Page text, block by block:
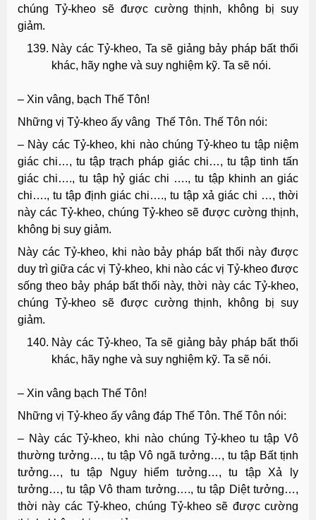
chúng Tỷ-kheo sẽ được cường thịnh, không bị suy
giảm.
Này các Tỷ-kheo, Ta sẽ giảng bảy pháp bất thối
khác, hãy nghe và suy nghiệm kỹ. Ta sẽ nói.
– Xin vâng, bạch Thế Tôn!
Những vị Tỷ-kheo ấy vâng Thế Tôn. Thế Tôn nói:
– Này các Tỷ-kheo, khi nào chúng Tỷ-kheo tu tập niệm
giác chi…, tu tập trạch pháp giác chi…, tu tập tinh tấn
giác chi…., tu tập hỷ giác chi …., tu tập khinh an giác
chi…., tu tập định giác chi…., tu tập xả giác chi …, thời
này các Tỷ-kheo, chúng Tỷ-kheo sẽ được cường thịnh,
không bị suy giảm.
Này các Tỷ-kheo, khi nào bảy pháp bất thối này được
duy trì giữa các vị Tỷ-kheo, khi nào các vị Tỷ-kheo được
sống theo bảy pháp bất thối này, thời này các Tỷ-kheo,
chúng Tỷ-kheo sẽ được cường thịnh, không bị suy
giảm.
Này các Tỷ-kheo, Ta sẽ giảng bảy pháp bất thối
khác, hãy nghe và suy nghiệm kỹ. Ta sẽ nói.
– Xin vâng bạch Thế Tôn!
Những vị Tỷ-kheo ấy vâng đáp Thế Tôn. Thế Tôn nói:
– Này các Tỷ-kheo, khi nào chúng Tỷ-kheo tu tập Vô
thường tưởng…, tu tập Vô ngã tưởng…, tu tập Bất tịnh
tưởng…, tu tập Nguy hiểm tưởng…, tu tập Xả ly
tưởng…, tu tập Vô tham tưởng…., tu tập Diệt tưởng…,
thời này các Tỷ-kheo, chúng Tỷ-kheo sẽ được cường